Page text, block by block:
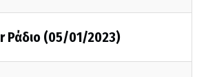
Ράδιο (05/01/2023)